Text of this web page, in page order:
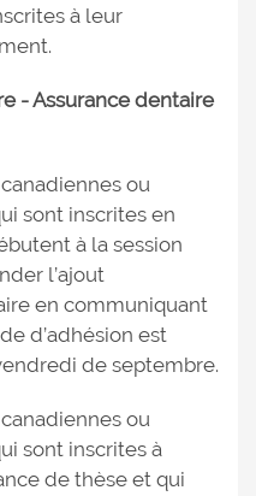
à leur
- Assurance dentaire
ou
sont inscrites en
à la session
l’ajout
en communiquant
d’adhésion est
de septembre.
ou
sont inscrites à
de thèse et qui